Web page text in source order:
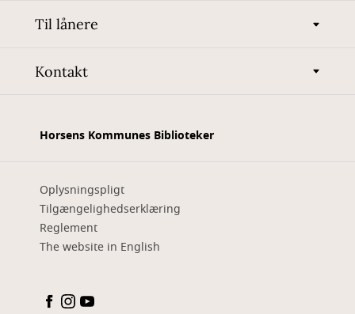
Til lånere
Kontakt
Horsens Kommunes Biblioteker
Oplysningspligt
Tilgængelighedserklæring
Reglement
The website in English